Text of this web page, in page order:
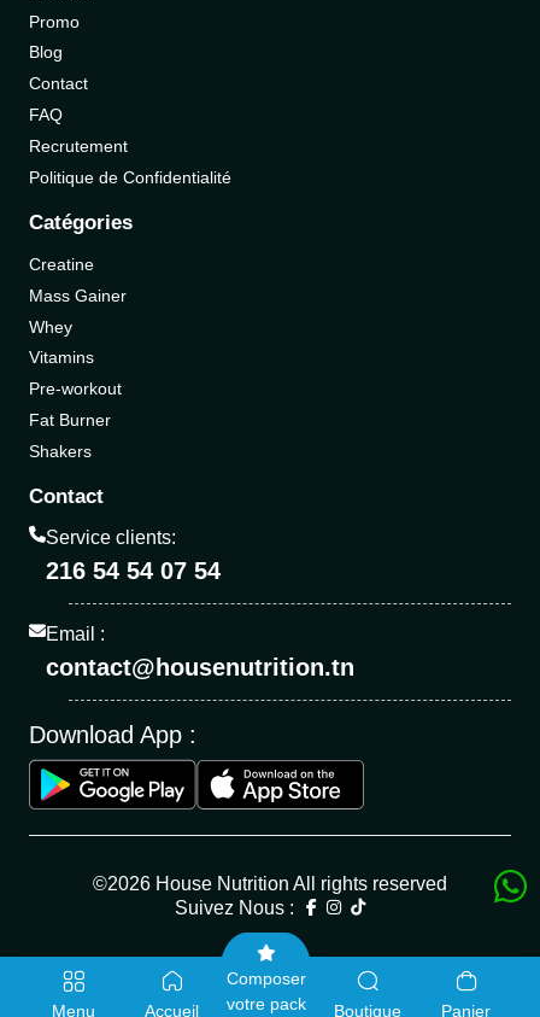
Menu Accueil
Composer
votre pack Boutique Panier
Promo
Blog
Contact
FAQ
Recrutement
Politique de Confidentialité
Catégories
Creatine
Mass Gainer
Whey
Vitamins
Pre-workout
Fat Burner
Shakers
Contact
Service clients:
216 54 54 07 54
Email :
contact@housenutrition.tn
Download App :
©2026 House Nutrition All rights reserved
Suivez Nous :